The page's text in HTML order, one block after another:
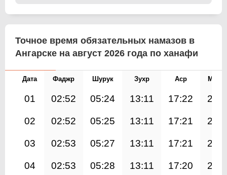
Точное время обязательных намазов в
Ангарске на август 2026 года по ханафи
Дата Фаджр Шурук Зухр Аср
01 02:52 05:24 13:11 17:22
02 02:52 05:25 13:11 17:21
03 02:53 05:27 13:11 17:21
04 02:53 05:28 13:11 17:20